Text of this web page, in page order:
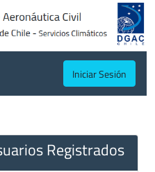
Iniciar Sesión
Registrados